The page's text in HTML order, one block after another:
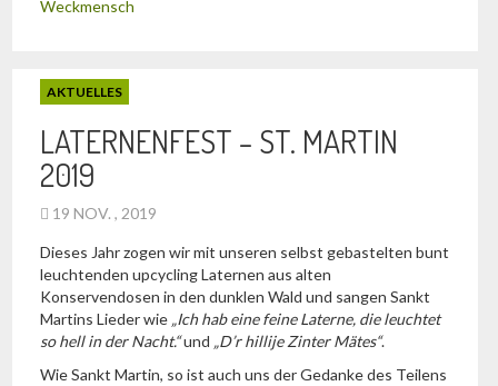
Weckmensch
AKTUELLES
LATERNENFEST – ST. MARTIN
2019
19 NOV. , 2019
Dieses Jahr zogen wir mit unseren selbst gebastelten bunt
leuchtenden upcycling Laternen aus alten
Konservendosen in den dunklen Wald und sangen Sankt
Martins Lieder wie „Ich hab eine feine Laterne, die leuchtet
so hell in der Nacht.“und „D’r hillije Zinter Mätes“.
Wie Sankt Martin, so ist auch uns der Gedanke des Teilens